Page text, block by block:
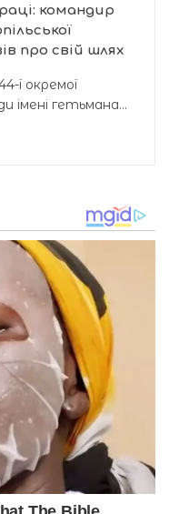
командир
про свій шлях
ї окремої
імені гетьмана...